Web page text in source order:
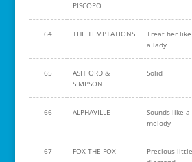
PISCOPO
64 THE TEMPTATIONS
Treat her like
a lady
65
ASHFORD &
SIMPSON
Solid
66 ALPHAVILLE
Sounds like a
melody
67 FOX THE FOX
Precious little